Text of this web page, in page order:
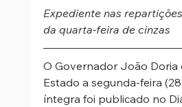
Expediente nas
da quarta-feira de cinzas
O Governador João
Estado a segunda-feira
íntegra foi publicado no